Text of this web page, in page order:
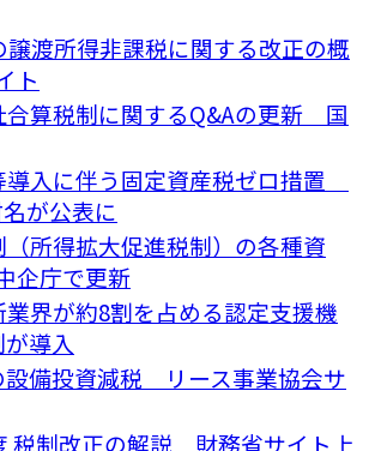
譲渡所得非課税に関する改正の概
ト
合算税制に関するQ&Aの更新 国
導入に伴う固定資産税ゼロ措置
が公表に
所得拡大促進税制）の各種資
企庁で更新
界が約8割を占める認定支援機
導入
設備投資減税 リース事業協会サ
税制改正の解説 財務省サイト上